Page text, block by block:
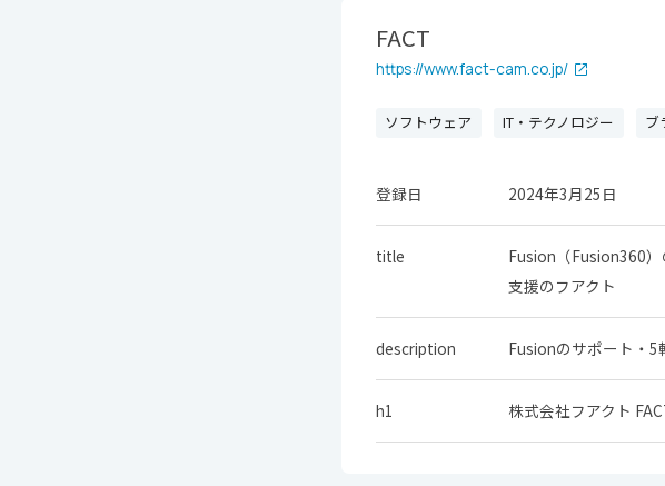
FACT
https://www.fact-cam.co.jp/
ソフトウェア IT・テクノロジー ブ
登録日 2024年3月25日
title
Fusion（Fusion360
支援のフアクト
description Fusionのサポート・5
h1 株式会社フアクト